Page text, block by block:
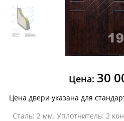
Цена: 30
Цена двери указана для
Сталь: 2 мм. Уплотнитель: 2